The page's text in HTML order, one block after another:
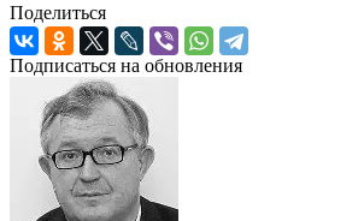
Поделиться
Подписаться на обновления